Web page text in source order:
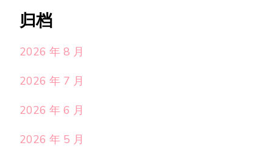
归档
2026 年 8 月
2026 年 7 月
2026 年 6 月
2026 年 5 月